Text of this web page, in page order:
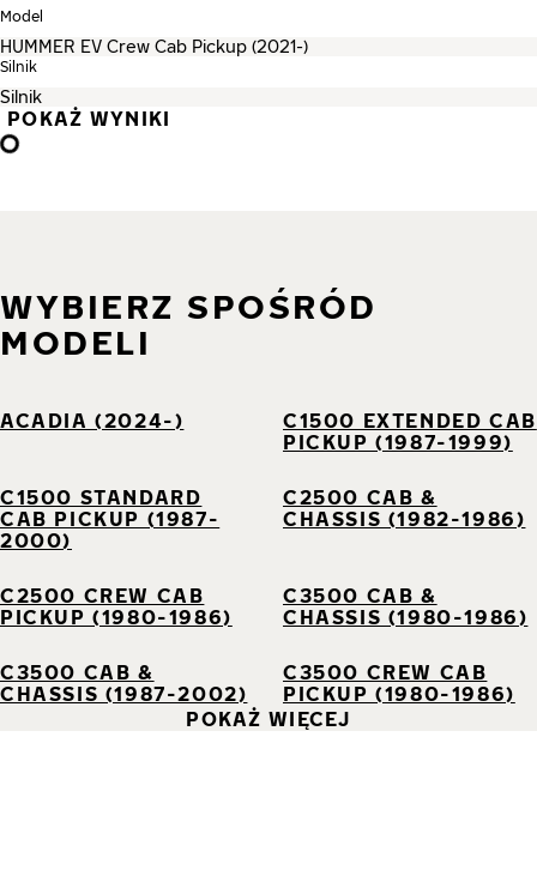
Model
Silnik
POKAŻ WYNIKI
WYBIERZ SPOŚRÓD
MODELI
ACADIA (2024-)
C1500 EXTENDED CAB
PICKUP (1987-1999)
C1500 STANDARD
CAB PICKUP (1987-
2000)
C2500 CAB &
CHASSIS (1982-1986)
C2500 CREW CAB
PICKUP (1980-1986)
C3500 CAB &
CHASSIS (1980-1986)
C3500 CAB &
CHASSIS (1987-2002)
C3500 CREW CAB
PICKUP (1980-1986)
POKAŻ WIĘCEJ